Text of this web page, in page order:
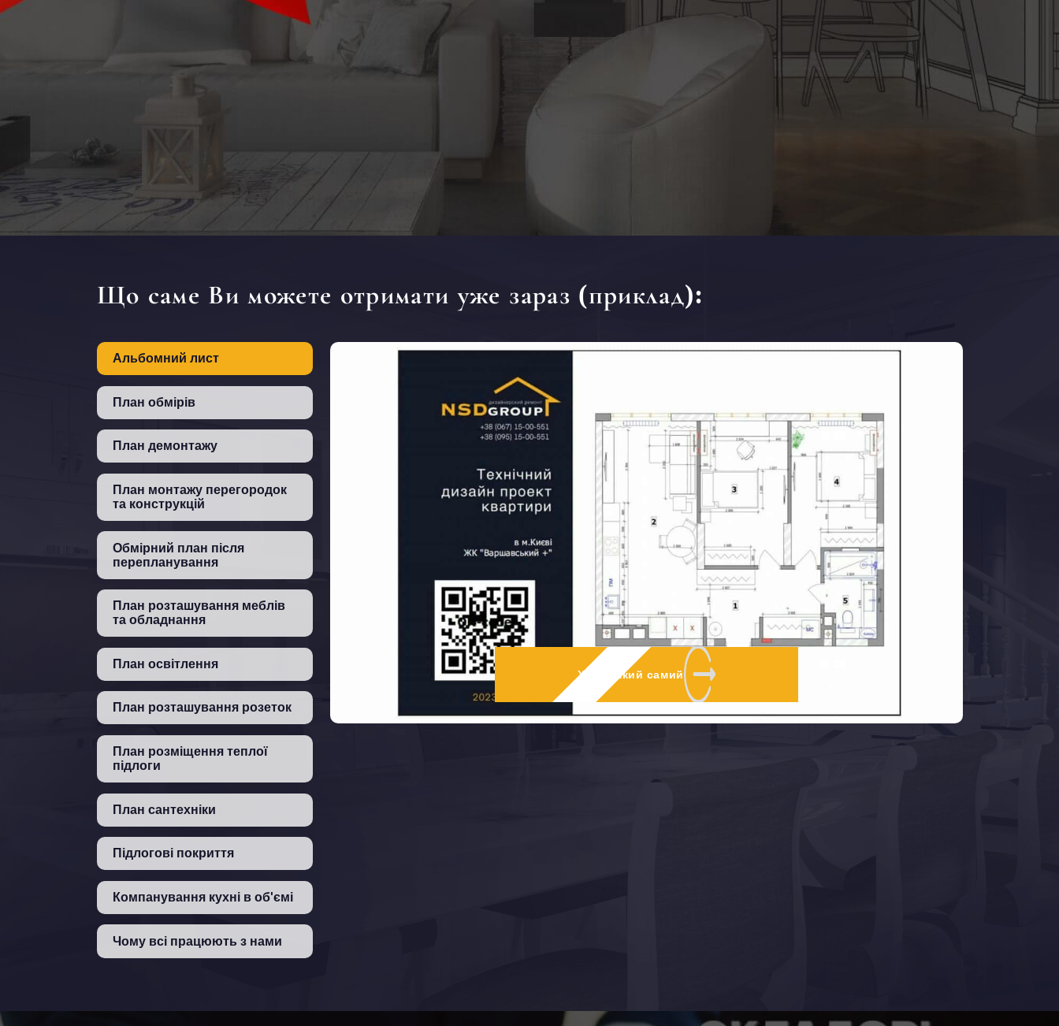
Дизайн коридору
Що саме Ви можете отримати уже зараз (приклад):
Альбомний лист
План обмірів
План демонтажу
План монтажу перегородок
та конструкцій
Обмірний план після
перепланування
План розташування меблів
та обладнання
План освітлення
План розташування розеток
План розміщення теплої
підлоги
План сантехніки
Підлогові покриття
Компанування кухні в об'ємі
Чому всі працюють з нами
Хочу такий самий